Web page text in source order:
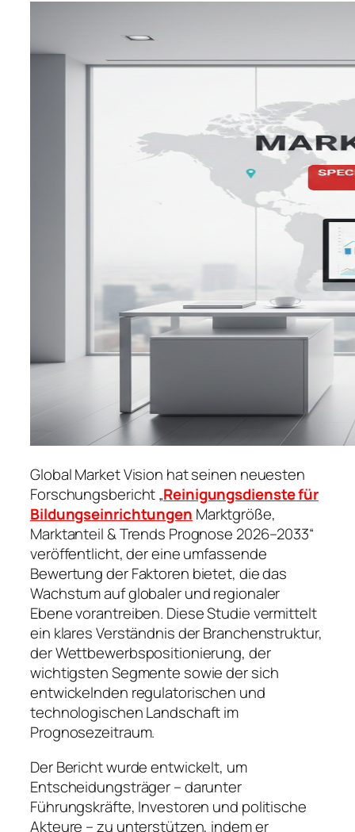
Global Market Vision hat seinen neuesten
Forschungsbericht „Reinigungsdienste für
Bildungseinrichtungen Marktgröße,
Marktanteil & Trends Prognose 2026–2033“
veröffentlicht, der eine umfassende
Bewertung der Faktoren bietet, die das
Wachstum auf globaler und regionaler
Ebene vorantreiben. Diese Studie vermittelt
ein klares Verständnis der Branchenstruktur,
der Wettbewerbspositionierung, der
wichtigsten Segmente sowie der sich
entwickelnden regulatorischen und
technologischen Landschaft im
Prognosezeitraum.
Der Bericht wurde entwickelt, um
Entscheidungsträger – darunter
Führungskräfte, Investoren und politische
Akteure – zu unterstützen, indem er